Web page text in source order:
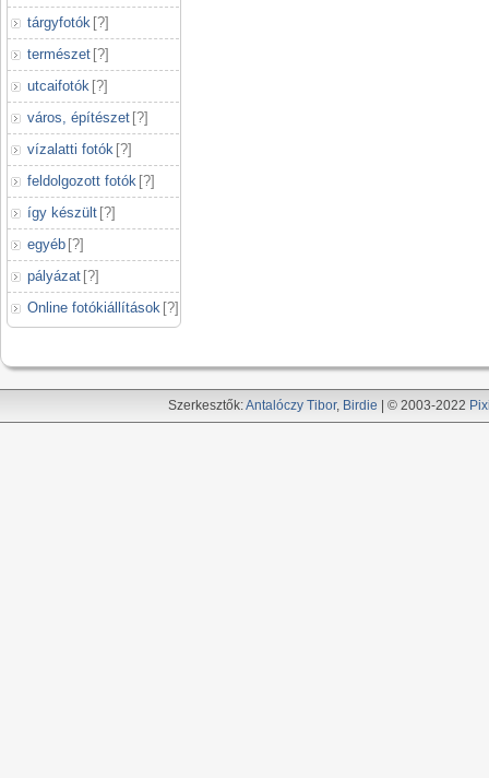
tárgyfotók [?]
természet [?]
utcaifotók [?]
város, építészet [?]
vízalatti fotók [?]
feldolgozott fotók [?]
így készült [?]
egyéb [?]
pályázat [?]
Online fotókiállítások [?]
Szerkesztők:Antalóczy Tibor, Birdie | © 2003-2022